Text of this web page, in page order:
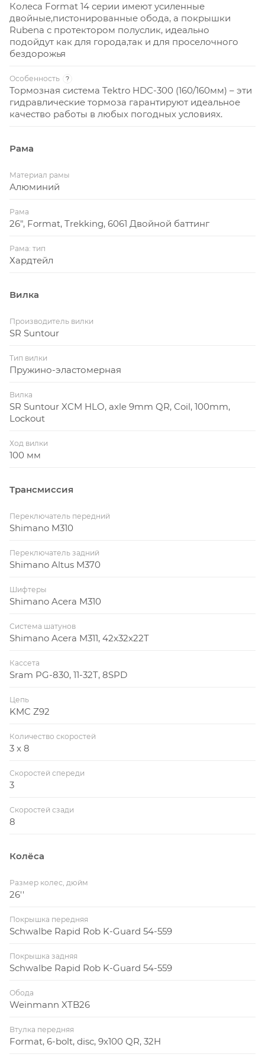
Колеса Format 14 серии имеют усиленные
двойные,пистонированные обода, а покрышки
Rubena с протектором полуслик, идеально
подойдут как для города,так и для проселочного
бездорожья
Особенность ?
Тормозная система Tektro HDC-300 (160/160мм) – эти
гидравлические тормоза гарантируют идеальное
качество работы в любых погодных условиях.
Рама
Материал рамы
Алюминий
Рама
26", Format, Trekking, 6061 Двойной баттинг
Рама: тип
Хардтейл
Вилка
Производитель вилки
SR Suntour
Тип вилки
Пружино-эластомерная
Вилка
SR Suntour XCM HLO, axle 9mm QR, Coil, 100mm,
Lockout
Ход вилки
100 мм
Трансмиссия
Переключатель передний
Shimano M310
Переключатель задний
Shimano Altus M370
Шифтеры
Shimano Acera M310
Система шатунов
Shimano Acera M311, 42x32x22T
Кассета
Sram PG-830, 11-32T, 8SPD
Цепь
KMC Z92
Количество скоростей
3 x 8
Скоростей спереди
3
Скоростей сзади
8
Колёса
Размер колес, дюйм
26''
Покрышка передняя
Schwalbe Rapid Rob K-Guard 54-559
Покрышка задняя
Schwalbe Rapid Rob K-Guard 54-559
Обода
Weinmann XTB26
Втулка передняя
Format, 6-bolt, disc, 9x100 QR, 32H